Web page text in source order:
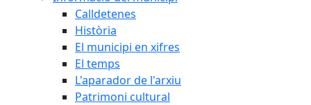
Calldetenes
Història
El municipi en xifres
El temps
L'aparador de l'arxiu
Patrimoni cultural